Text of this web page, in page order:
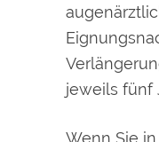
jeweils fünf